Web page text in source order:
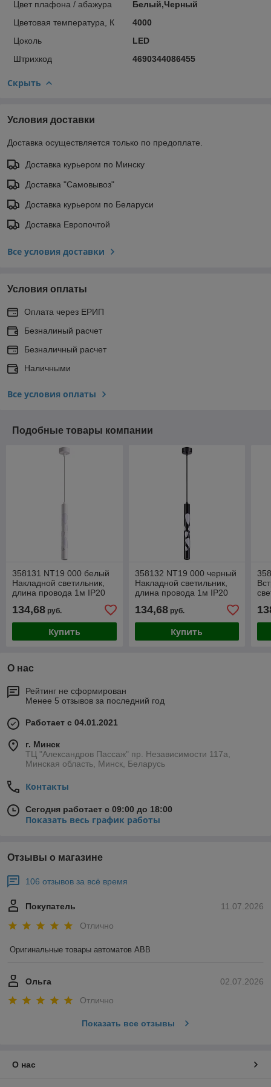
Цвет плафона / абажура
Белый,Черный
Цветовая температура, К
4000
Цоколь
LED
Штрихкод
4690344086455
Скрыть
Условия доставки
Доставка осуществляется только по предоплате.
Доставка курьером по Минску
Доставка "Самовывоз"
Доставка курьером по Беларуси
Доставка Европочтой
Все условия доставки
Условия оплаты
Оплата через ЕРИП
Безналиный расчет
Безналичный расчет
Наличными
Все условия оплаты
Подобные товары компании
358131 NT19 000 белый
Накладной светильник,
длина провода 1м IP20
265V ARTE
134,68 руб.
Купить
358132 NT19 000 черный
Накладной светильник,
длина провода 1м IP20
265V ARTE
134,68руб.
Купить
О нас
Рейтинг не сформирован
Менее 5 отзывов за последний год
Работает с 04.01.2021
г. Минск
ТЦ "Александров Пассаж" пр. Независимости 117а,
Минская область, Минск, Беларусь
Контакты
Сегодня работает с 09:00 до 18:00
Показать весь график работы
Отзывы о магазине
106 отзывов за всё время
11.07.2026
Покупатель
Отлично
Оригинальные товары автоматов ABB
02.07.2026
Ольга
Отлично
Показать все отзывы
О нас